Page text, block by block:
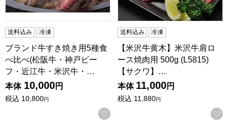
送料込み 冷凍
ブランド牛すき焼き用5種食
べ比べ(松阪牛・神戸ビー
フ・近江牛・米沢牛・…
本体 10,000円
税込 10,800円
お気に入りに登録する
送料込み 冷凍
【米沢牛黄木】米沢牛肩ロ
ース焼肉用 500g (L5815)
【サクワ】…
本体 11,000円
税込 11,880円